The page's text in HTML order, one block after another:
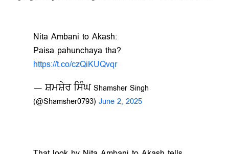
Nita Ambani to Akash:
Paisa pahunchaya tha?
https://t.co/czQiKUQvqr
— ਸ਼ਮਸ਼ੇਰ ਸਿੰਘ Shamsher Singh
(@Shamsher0793) June 2, 2025